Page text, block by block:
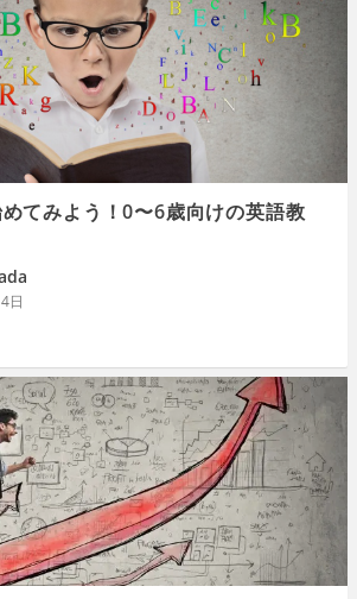
てみよう！0〜6歳向けの英語教
日